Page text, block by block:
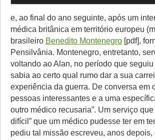
e, ao final do ano seguinte, após um
médica britânica em território europeu
brasileiro Benedito Montenegro [pdf],
Pensilvânia. Montenegro, entretanto,
voltando ao Alan, no período que
sabia ao certo qual rumo dar a sua
experiência da guerra. De conversa em
pessoas interessantes e a uma
outro médico recusaria”. Um serviço
difícil” que um médico pudesse ter em
pediu tal missão escreveu, anos